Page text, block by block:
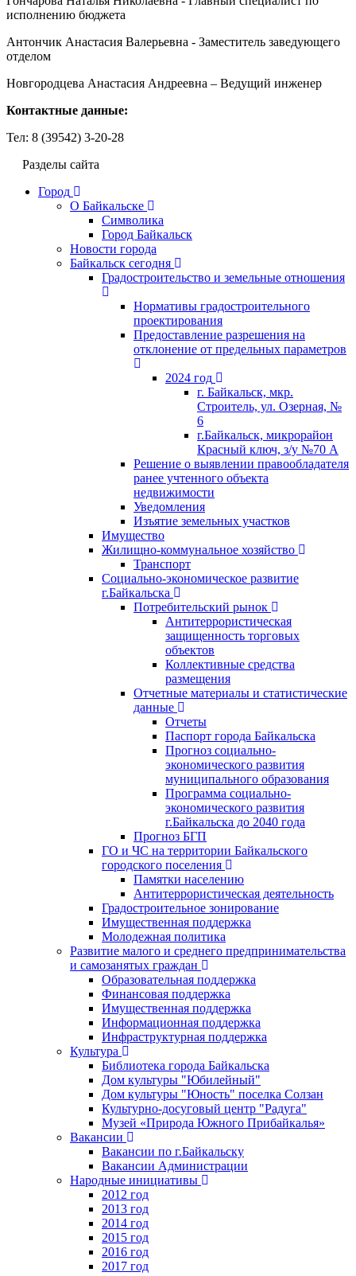
исполнению бюджета
Антончик Анастасия Валерьевна - Заместитель заведующего
отделом
Новгородцева Анастасия Андреевна – Ведущий инженер
Контактные данные:
Тел: 8 (39542) 3-20-28
Разделы сайта
Город
О Байкальске
Символика
Город Байкальск
Новости города
Байкальск сегодня
Градостроительство и земельные отношения
Нормативы градостроительного
проектирования
Предоставление разрешения на
отклонение от предельных параметров
2024 год
г. Байкальск, мкр.
Строитель, ул. Озерная, №
6
г.Байкальск, микрорайон
Красный ключ, з/у №70 А
Решение о выявлении правообладателя
ранее учтенного объекта
недвижимости
Уведомления
Изъятие земельных участков
Имущество
Жилищно-коммунальное хозяйство
Транспорт
Социально-экономическое развитие
г.Байкальска
Потребительский рынок
Антитеррористическая
защищенность торговых
объектов
Коллективные средства
размещения
Отчетные материалы и статистические
данные
Отчеты
Паспорт города Байкальска
Прогноз социально-
экономического развития
муниципального образования
Программа социально-
экономического развития
г.Байкальска до 2040 года
Прогноз БГП
ГО и ЧС на территории Байкальского
городского поселения
Памятки населению
Антитеррористическая деятельность
Градостроительное зонирование
Имущественная поддержка
Молодежная политика
Развитие малого и среднего предпринимательства
и самозанятых граждан
Образовательная поддержка
Финансовая поддержка
Имущественная поддержка
Информационная поддержка
Инфраструктурная поддержка
Культура
Библиотека города Байкальска
Дом культуры "Юбилейный"
Дом культуры "Юность" поселка Солзан
Культурно-досуговый центр "Радуга"
Музей «Природа Южного Прибайкалья»
Вакансии
Вакансии по г.Байкальску
Вакансии Администрации
Народные инициативы
2012 год
2013 год
2014 год
2015 год
2016 год
2017 год